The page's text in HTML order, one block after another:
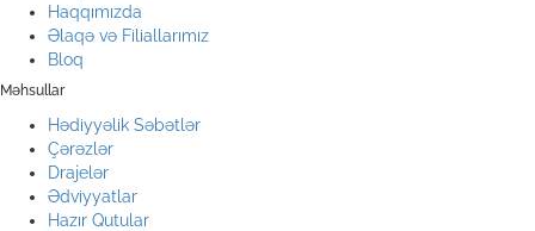
Haqqımızda
Əlaqə və Filiallarımız
Bloq
Məhsullar
Hədiyyəlik Səbətlər
Çərəzlər
Drajelər
Ədviyyatlar
Hazır Qutular